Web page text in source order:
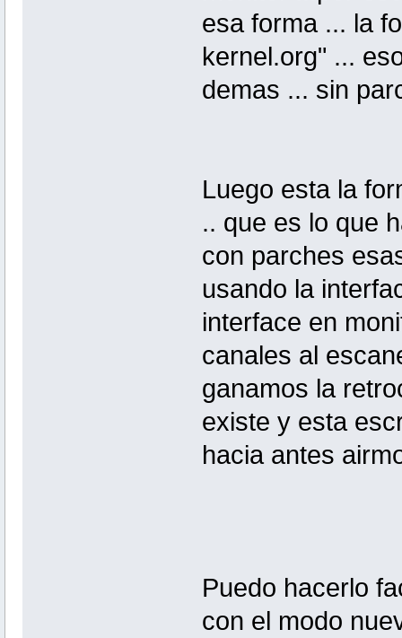
esa forma ... la
kernel.org" ...
demas ... sin
Luego esta la
.. que es lo que
con parches
usando la
interface en
canales al
ganamos la
existe y esta
hacia antes
Puedo hacerlo
con el modo